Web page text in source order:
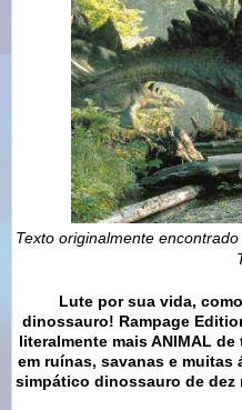
Texto originalmente
Lute por sua vida,
dinossauro! Rampage
literalmente mais ANIMAL
em ruínas, savanas e muitas
simpático dinossauro de dez